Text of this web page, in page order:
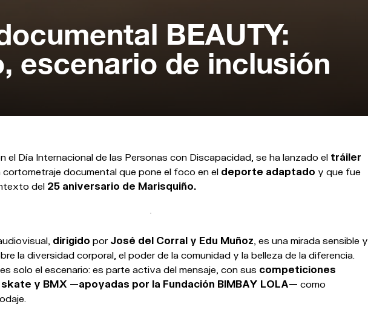
BEAUTY:
escenario de inclusión
el Día Internacional de las Personas con Discapacidad, se ha lanzado el tráiler
cortometraje documental que pone el foco en el deporte adaptado y que fue
del 25 aniversario de Marisquiño.
dirigido por José del Corral y Edu Muñoz , es una mirada sensible y
la diversidad corporal, el poder de la comunidad y la belleza de la diferencia.
solo el escenario: es parte activa del mensaje, con sus competiciones
y BMX —apoyadas por la Fundación BIMBAY LOLA— como